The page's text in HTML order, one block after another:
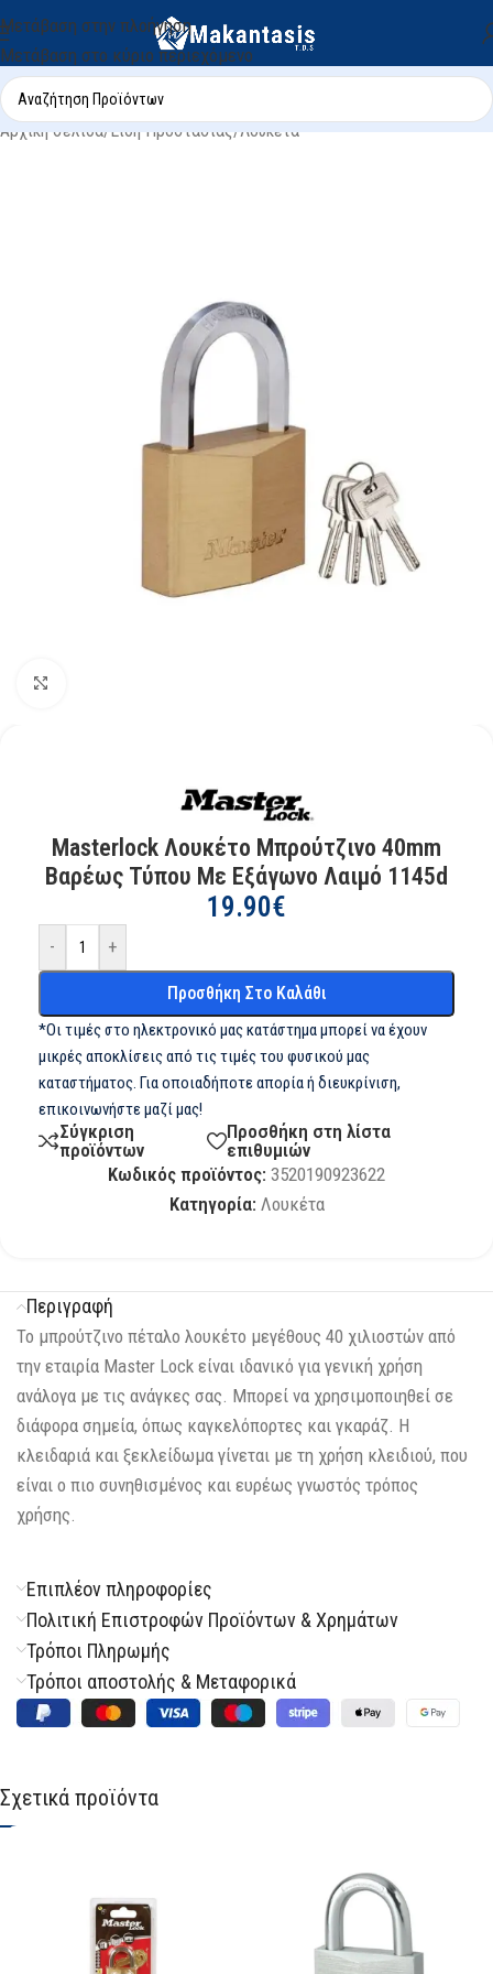
Μετάβαση στην πλοήγηση
Μετάβαση στο κύριο περιεχόμενο
Αρχική σελίδα/Είδη Προστασίας/Λουκέτα
Masterlock Λουκέτο Μπρούτζινο 40mm
Βαρέως Τύπου Με Εξάγωνο Λαιμό 1145d
19.90€
- +
Προσθήκη Στο Καλάθι
*Οι τιμές στο ηλεκτρονικό μας κατάστημα μπορεί να έχουν
μικρές αποκλίσεις από τις τιμές του φυσικού μας
καταστήματος. Για οποιαδήποτε απορία ή διευκρίνιση,
επικοινωνήστε μαζί μας!
Σύγκριση
προϊόντων
Προσθήκη στη λίστα
επιθυμιών
Κωδικός προϊόντος: 3520190923622
Κατηγορία: Λουκέτα
Περιγραφή
Το μπρούτζινο πέταλο λουκέτο μεγέθους 40 χιλιοστών από
την εταιρία Master Lock είναι ιδανικό για γενική χρήση
ανάλογα με τις ανάγκες σας. Μπορεί να χρησιμοποιηθεί σε
διάφορα σημεία, όπως καγκελόπορτες και γκαράζ. Η
κλειδαριά και ξεκλείδωμα γίνεται με τη χρήση κλειδιού, που
είναι ο πιο συνηθισμένος και ευρέως γνωστός τρόπος
χρήσης.
Επιπλέον πληροφορίες
Πολιτική Επιστροφών Προϊόντων & Χρημάτων
Τρόποι Πληρωμής
Τρόποι αποστολής & Μεταφορικά
Σχετικά προϊόντα